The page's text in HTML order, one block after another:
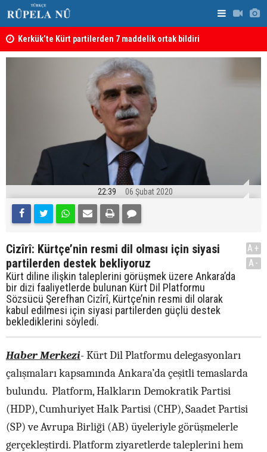
Kerkük’te Kürt partilerden 7 maddelik ortak bildiri
22:39 06 Şubat 2020
Cizîrî: Kürtçe’nin resmi dil olması için siyasi
partilerden destek bekliyoruz
Kürt diline ilişkin taleplerini görüşmek üzere Ankara’da
bir dizi faaliyetlerde bulunan Kürt Dil Platformu
Sözsücü Şerefhan Cizîrî, Kürtçe’nin resmi dil olarak
kabul edilmesi için siyasi partilerden güçlü destek
beklediklerini söyledi.
A+
A-
Haber Merkezi- Kürt Dil Platformu delegasyonları
çalışmaları kapsamında Ankara’da çeşitli temaslarda
bulundu. Platform, Halkların Demokratik Partisi
(HDP), Cumhuriyet Halk Partisi (CHP), Saadet Partisi
(SP) ve Avrupa Birliği (AB) üyeleriyle görüşmelerle
gerçekleştirdi. Platform ziyaretlerde taleplerini hem